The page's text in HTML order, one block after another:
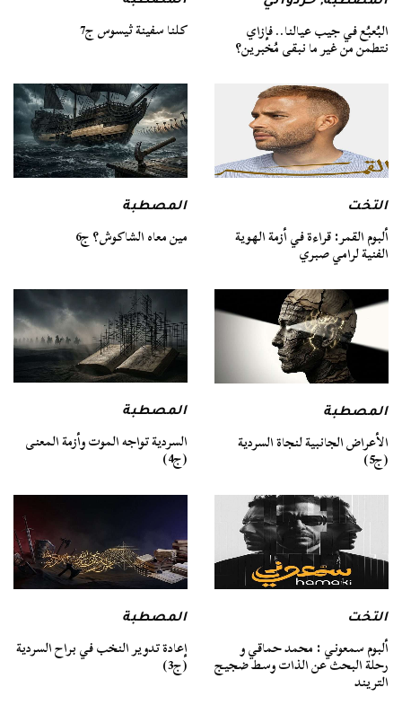
البُعبُع في جيب عيالنا.. فإزاي
نتطمن من غير ما نبقى مُخبرين؟
كلنا سفينة ثيسوس ج7
التخت
ألبوم القمر: قراءة في أزمة الهوية
الفنية لرامي صبري
المصطبة
مين معاه الشاكوش؟ ج6
المصطبة
الأعراض الجانبية لنجاة السردية
(ج5)
المصطبة
السردية تواجه الموت وأزمة المعنى
(ج4)
التخت
ألبوم سمعوني : محمد حماقي و
رحلة البحث عن الذات وسط ضجيج
التريند
المصطبة
إعادة تدوير النخب في براح السردية
(ج3)